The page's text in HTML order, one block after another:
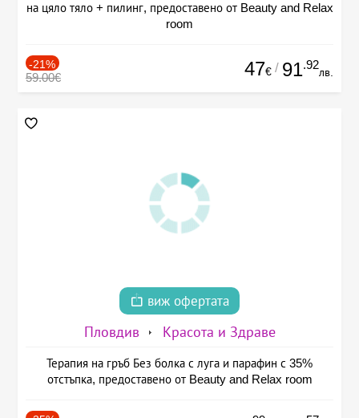
на цяло тяло + пилинг, предоставено от Beauty and Relax
room
-21%
59.00€ 47€ / 91.92
лв.
виж офертата
Пловдив Красота и Здраве
Терапия на гръб Без болка с луга и парафин с 35%
отстъпка, предоставено от Beauty and Relax room